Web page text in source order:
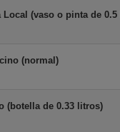
Local (vaso o pinta de
(normal)
(botella de 0.33 litros)